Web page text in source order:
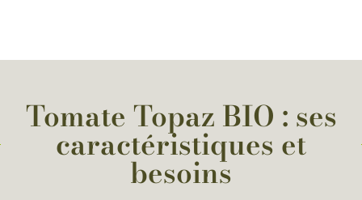
Tomate Topaz BIO : ses
caractéristiques et
besoins